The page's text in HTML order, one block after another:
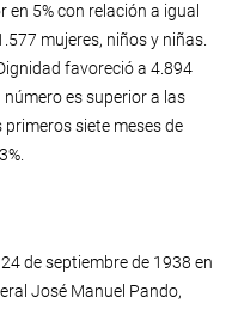
5% con relación a igual
mujeres, niños y niñas.
favoreció a 4.894
es superior a las
siete meses de
de septiembre de 1938 en
José Manuel Pando,